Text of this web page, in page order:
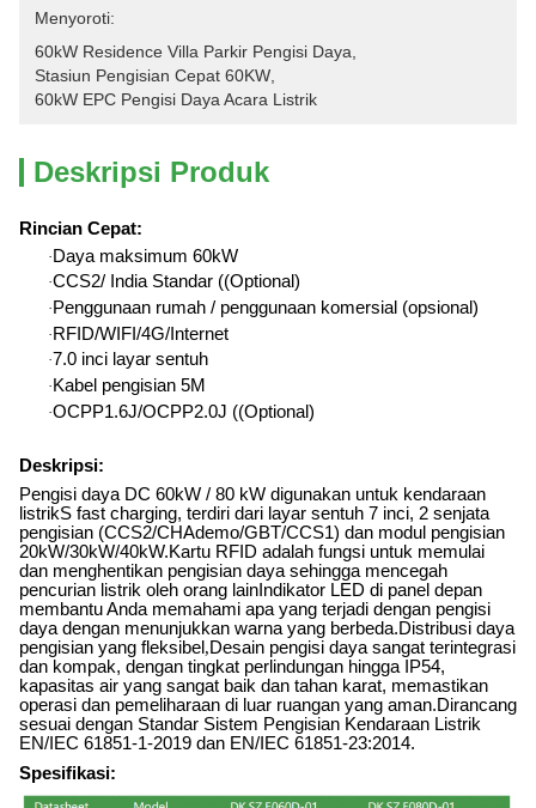
Menyoroti:
60kW Residence Villa Parkir Pengisi Daya
Stasiun Pengisian Cepat 60KW
60kW EPC Pengisi Daya Acara Listrik
Deskripsi Produk
Rincian Cepat:
· Daya maksimum 60kW
·CCS2/ India Standar ((Optional)
· Penggunaan rumah / penggunaan komersial (opsional)
· RFID/WIFI/4G/Internet
·7.0 inci layar sentuh
· Kabel pengisian 5M
·OCPP1.6J/OCPP2.0J ((Optional)
Deskripsi:
Pengisi daya DC 60kW / 80 kW digunakan untuk kendaraan
listrikS fast charging, terdiri dari layar sentuh 7 inci, 2 senjata
pengisian (CCS2/CHAdemo/GBT/CCS1) dan modul pengisian
20kW/30kW/40kW.Kartu RFID adalah fungsi untuk memulai
dan menghentikan pengisian daya sehingga mencegah
pencurian listrik oleh orang lainIndikator LED di panel depan
membantu Anda memahami apa yang terjadi dengan pengisi
daya dengan menunjukkan warna yang berbeda.Distribusi daya
pengisian yang fleksibel,Desain pengisi daya sangat terintegrasi
dan kompak, dengan tingkat perlindungan hingga IP54,
kapasitas air yang sangat baik dan tahan karat, memastikan
operasi dan pemeliharaan di luar ruangan yang aman.Dirancang
sesuai dengan Standar Sistem Pengisian Kendaraan Listrik
EN/IEC 61851-1-2019 dan EN/IEC 61851-23:2014.
Spesifikasi: